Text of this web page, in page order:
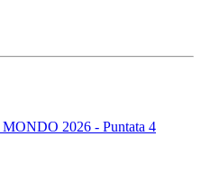
2026 - Puntata 4